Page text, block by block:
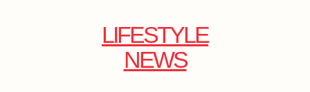
LIFESTYLE
NEWS